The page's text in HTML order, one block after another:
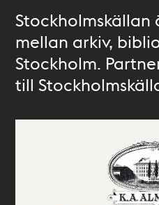
mellan arkiv,
Stockholm.
till